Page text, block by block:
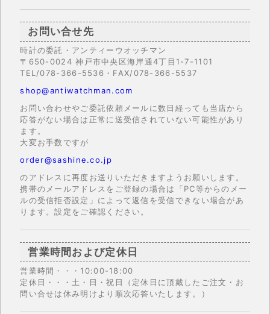
お問い合せ先
時計の委託・アンティーウオッチマン
〒650-0024 神戸市中央区海岸通4丁目1-7-1101
TEL/078-366-5536・FAX/078-366-5537
shop@antiwatchman.com
お問い合わせやご委託依頼メールに数日経っても当店から
応答がない場合は正常に送受信されていない可能性があり
ます。
大変お手数ですが
order@sashine.co.jp
のアドレスに再度お送りいただきますようお願いします。
携帯のメールアドレスをご登録の場合は「PC等からのメー
ルの受信拒否設定」によって返信を受信できない場合があ
ります。設定をご確認ください。
営業時間および定休日
営業時間・・・10:00-18:00
定休日・・・土・日・祝日（定休日に頂戴したご注文・お
問い合せは休み明けより順次応答いたします。）